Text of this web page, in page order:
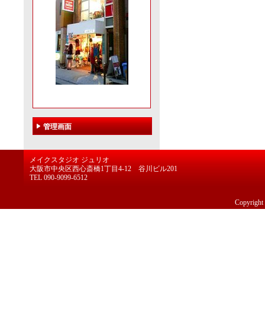
管理画面
メイクスタジオ ジュリオ
大阪市中央区西心斎橋1丁目4-12 谷川ビル201
TEL 090-9099-6512